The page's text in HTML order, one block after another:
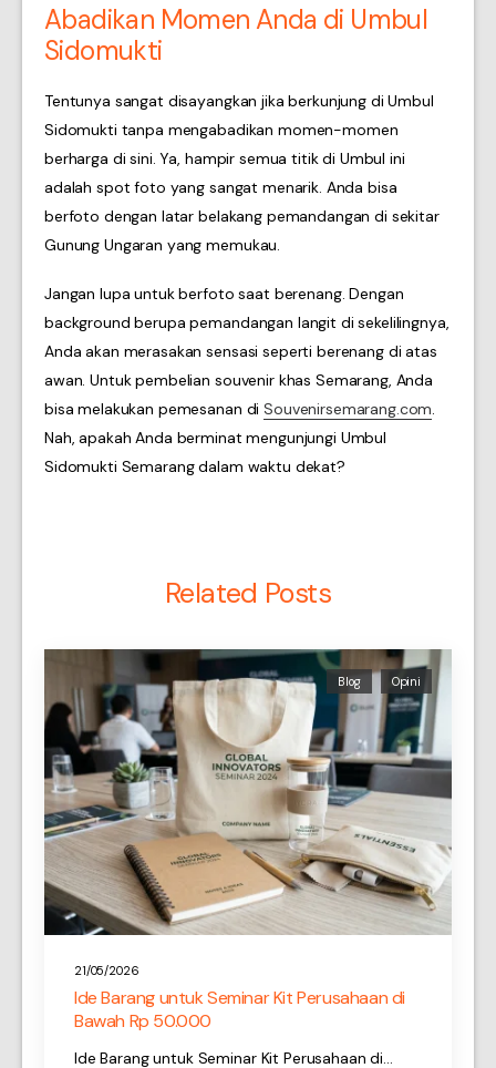
Abadikan Momen Anda di Umbul
Sidomukti
Tentunya sangat disayangkan jika berkunjung di Umbul
Sidomukti tanpa mengabadikan momen-momen
berharga di sini. Ya, hampir semua titik di Umbul ini
adalah spot foto yang sangat menarik. Anda bisa
berfoto dengan latar belakang pemandangan di sekitar
Gunung Ungaran yang memukau.
Jangan lupa untuk berfoto saat berenang. Dengan
background berupa pemandangan langit di sekelilingnya,
Anda akan merasakan sensasi seperti berenang di atas
awan. Untuk pembelian souvenir khas Semarang, Anda
bisa melakukan pemesanan diSouvenirsemarang.com.
Nah, apakah Anda berminat mengunjungi Umbul
Sidomukti Semarang dalam waktu dekat?
Related Posts
21/05/2026
Blog Opini
Ide Barang untuk Seminar Kit Perusahaan di
Bawah Rp 50.000
Ide Barang untuk Seminar Kit Perusahaan di…